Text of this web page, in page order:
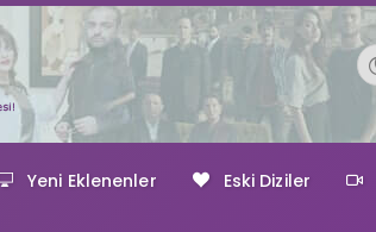
Yeni Eklenenler Eski Diziler